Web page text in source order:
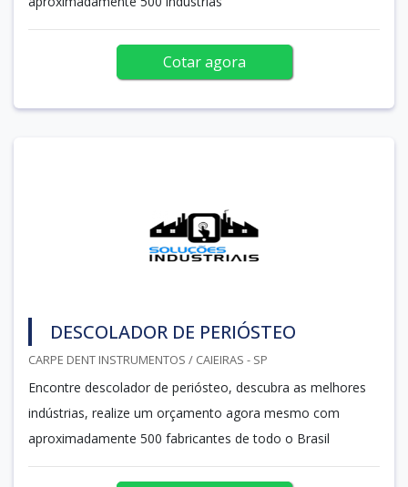
Cotar agora
DESCOLADOR DE PERIÓSTEO
CARPE DENT INSTRUMENTOS / CAIEIRAS - SP
Encontre descolador de periósteo, descubra as melhores
indústrias, realize um orçamento agora mesmo com
aproximadamente 500 fabricantes de todo o Brasil